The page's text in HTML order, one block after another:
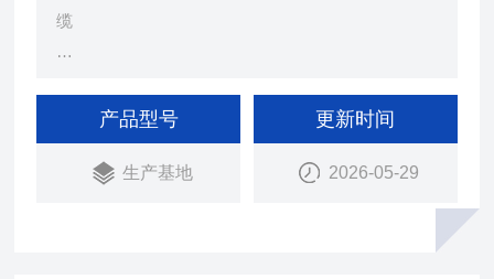
缆
系统（DCS）的数据传输和抗干扰要求较高的检测
仪器仪表，以及其他自控系统的弱信号连接、传输。
产品型号
生产基地
更新时间
2026-05-29